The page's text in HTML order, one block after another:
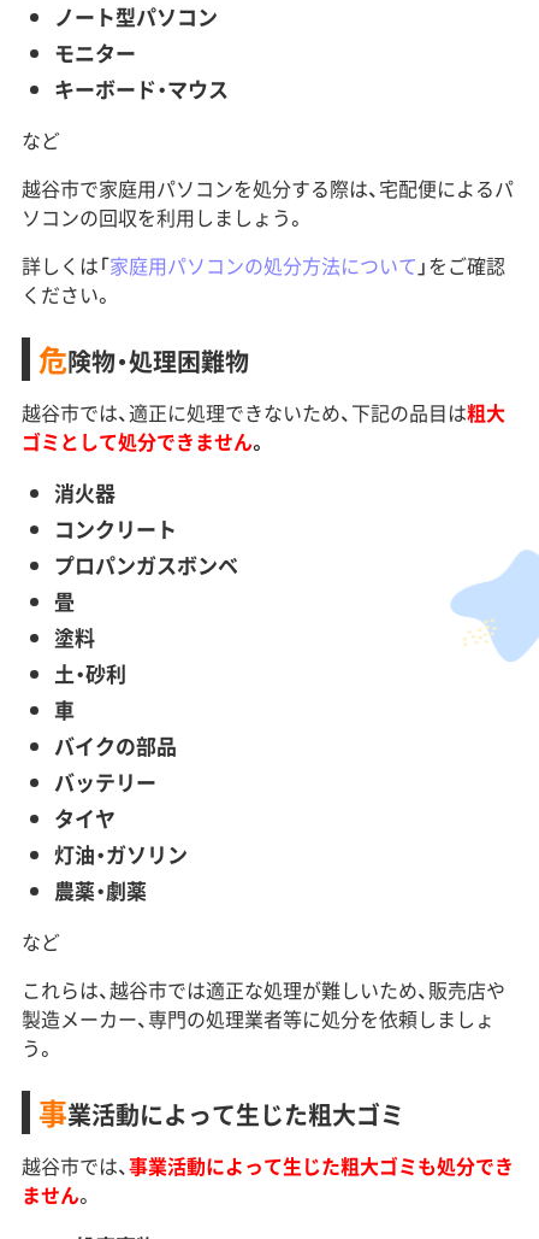
ノート型パソコン
モニター
キーボード・マウス
など
越谷市で家庭用パソコンを処分する際は、宅配便によるパ
ソコンの回収を利用しましょう。
詳しくは「家庭用パソコンの処分方法について 」をご確認
ください。
危険物・処理困難物
越谷市では、適正に処理できないため、下記の品目は粗大
ゴミとして処分できません。
消火器
コンクリート
プロパンガスボンベ
畳
塗料
土・砂利
車
バイクの部品
バッテリー
タイヤ
灯油・ガソリン
農薬・劇薬
など
これらは、越谷市では適正な処理が難しいため、販売店や
製造メーカー、専門の処理業者等に処分を依頼しましょ
う。
事業活動によって生じた粗大ゴミ
越谷市では、事業活動によって生じた粗大ゴミも処分でき
ません。